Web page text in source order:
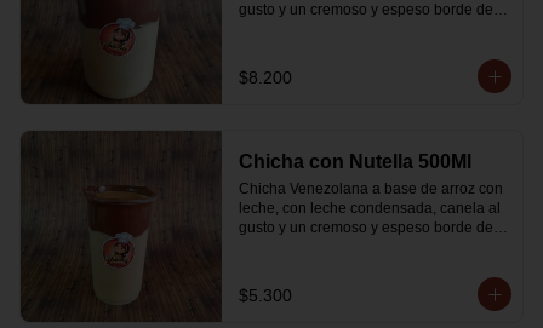
gusto y un cremoso y espeso borde de
$8.200
Chicha con Nutella 500Ml
Chicha Venezolana a base de arroz con
leche, con leche condensada, canela al
gusto y un cremoso y espeso borde de
$5.300